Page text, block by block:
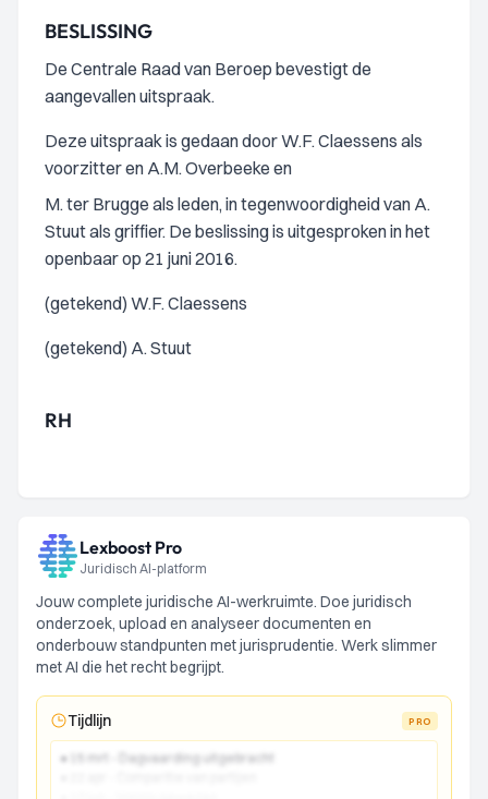
BESLISSING
De Centrale Raad van Beroep bevestigt de
aangevallen uitspraak.
Deze uitspraak is gedaan door W.F. Claessens als
voorzitter en A.M. Overbeeke en
M. ter Brugge als leden, in tegenwoordigheid van A.
Stuut als griffier. De beslissing is uitgesproken in het
openbaar op 21 juni 2016.
(getekend) W.F. Claessens
(getekend) A. Stuut
RH
Lexboost Pro
Juridisch AI-platform
Jouw complete juridische AI-werkruimte. Doe juridisch
onderzoek, upload en analyseer documenten en
onderbouw standpunten met jurisprudentie. Werk slimmer
met AI die het recht begrijpt.
Tijdlijn PRO
● 15 mrt - Dagvaarding uitgebracht